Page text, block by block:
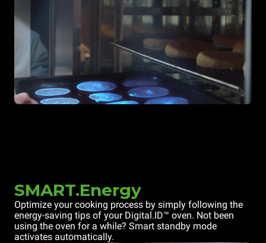
SMART.Energy
Optimize your cooking process by simply following the
energy-saving tips of your Digital.ID™ oven. Not been
using the oven for a while? Smart standby mode
activates automatically.